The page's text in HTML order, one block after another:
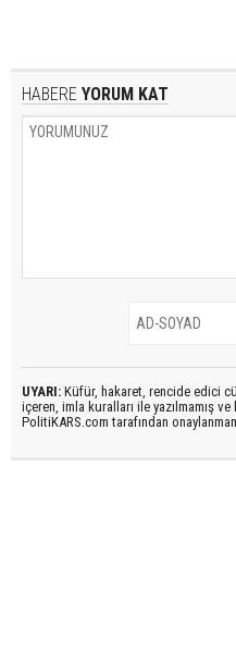
HABERE YORUM KAT
UYARI: Küfür, hakaret, rencide edici
içeren, imla kuralları ile yazılmamış
PolitiKARS.com tarafından